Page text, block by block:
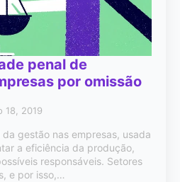
penal de
por omissão
18, 2019
gestão nas empresas, usada
a eficiência da produção,
responsáveis. Setores
e por isso,…